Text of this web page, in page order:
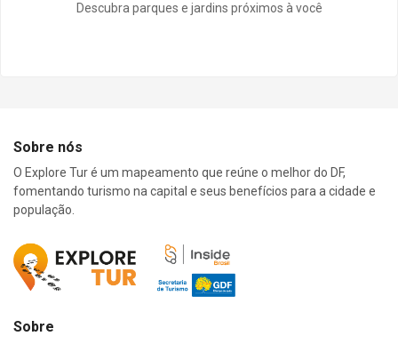
Descubra parques e jardins próximos à você
Sobre nós
O Explore Tur é um mapeamento que reúne o melhor do DF,
fomentando turismo na capital e seus benefícios para a cidade e
população.
Sobre